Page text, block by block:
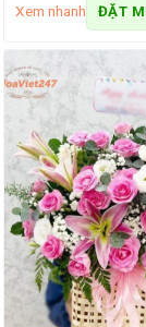
Xem nhanh ĐẶT